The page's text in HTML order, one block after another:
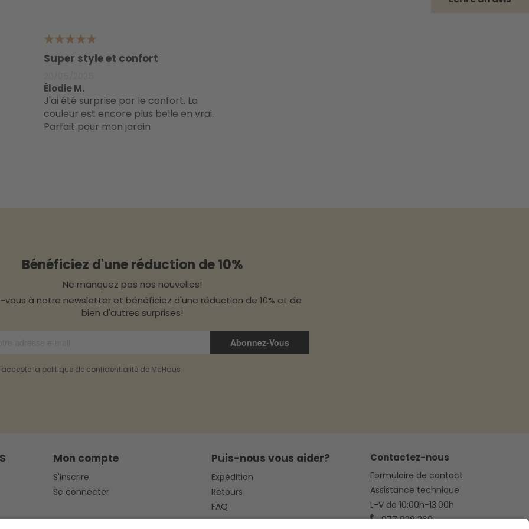
Super style et confort
Élodie M.
J'ai été surprise par le confort. La
couleur est encore plus belle en vrai.
Parfait pour mon jardin
Bénéficiez d'une réduction de 10%
Ne manquez pas nos nouvelles!
vous à notre newsletter et bénéficiez d'une réduction de 10% et de
bien d'autres surprises!
Abonnez-Vous
la politique de confidentialité de McHaus
Mon compte
S'inscrire
Se connecter
Puis-nous vous aider?
Expédition
Retours
FAQ
Contactez-nous
Formulaire de contact
Assistance technique
L-V de 10:00h-13:00h
977 838 369